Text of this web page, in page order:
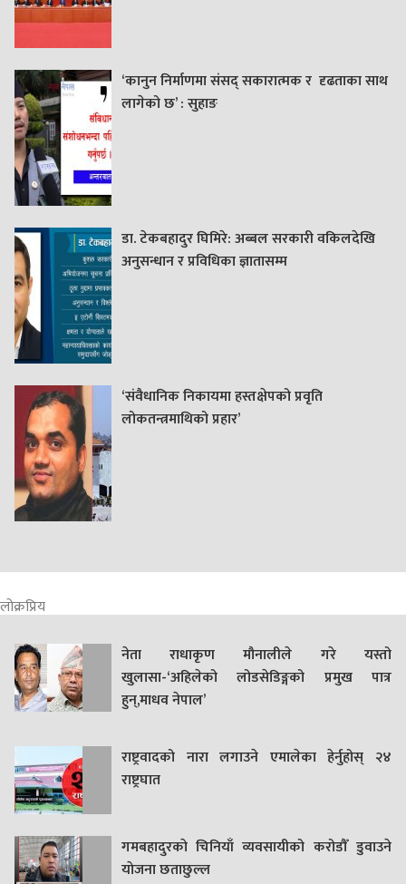
‘कानुन निर्माणमा संसद् सकारात्मक र दृढताका साथ
लागेको छ’ : सुहाङ
डा. टेकबहादुर घिमिरे: अब्बल सरकारी वकिलदेखि
अनुसन्धान र प्रविधिका ज्ञातासम्म
‘संवैधानिक निकायमा हस्तक्षेपको प्रवृति
लोकतन्त्रमाथिको प्रहार’
लोक्रप्रिय
नेता राधाकृण मौनालीले गरे यस्तो
खुलासा-‘अहिलेको लोडसेडिङ्गको प्रमुख पात्र
हुन्,माधव नेपाल’
राष्ट्रवादको नारा लगाउने एमालेका हेर्नुहोस् २४
राष्ट्रघात
गमबहादुरकाे चिनियाँ व्यवसायीको करोडौँ डुवाउने
याेजना छताछुल्ल